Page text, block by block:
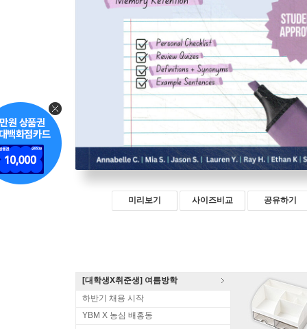
미리보기 사이즈비교 공유하기
[대학생X취준생] 여름방학
하반기 채용 시작
YBM X 농심 배홍동